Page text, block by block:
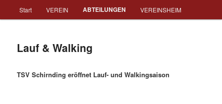
TSV Schirnding e.V.
Zum Inhalt wechseln
Start VEREIN ABTEILUNGEN VEREINSHEIM
Lauf & Walking
TSV Schirnding eröffnet Lauf- und Walkingsaison